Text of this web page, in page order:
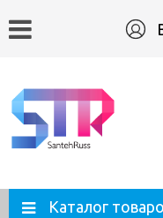
Каталог